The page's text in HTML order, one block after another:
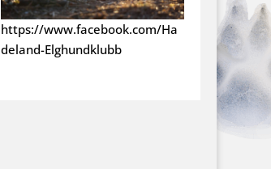
https://www.facebook.com/Ha
deland-Elghundklubb